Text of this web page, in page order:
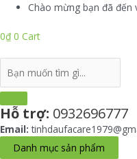
Skip
content
Chào mừng bạn đã đến
0₫ 0 Cart
Hỗ trợ: 0932696777
Email:
Danh mục sản phẩm